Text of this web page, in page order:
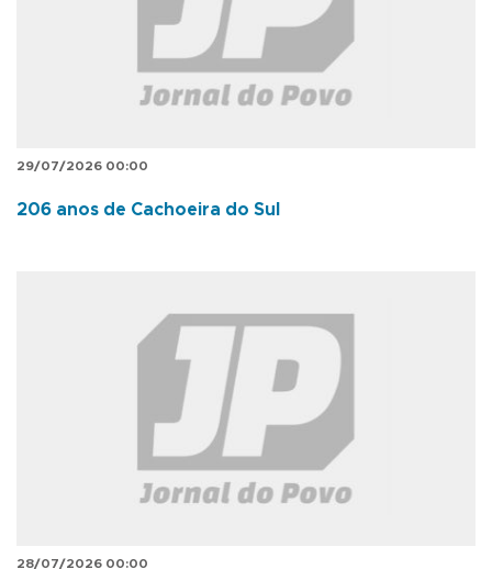
29/07/2026 00:00
206 anos de Cachoeira do Sul
28/07/2026 00:00